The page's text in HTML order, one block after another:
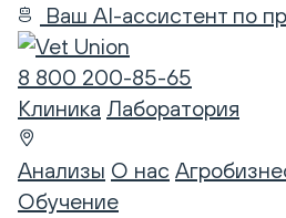
Ваш AI-ассистент по
8 800 200-85-65
Клиника Лаборатория
Анализы О нас
Обучение